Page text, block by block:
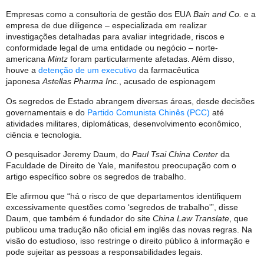
Empresas como a consultoria de gestão dos EUA Bain and Co. e a
empresa de due diligence – especializada em realizar
investigações detalhadas para avaliar integridade, riscos e
conformidade legal de uma entidade ou negócio – norte-
americana Mintz foram particularmente afetadas. Além disso,
houve a detenção de um executivo da farmacêutica
japonesa Astellas Pharma Inc. , acusado de espionagem
Os segredos de Estado abrangem diversas áreas, desde decisões
governamentais e do Partido Comunista Chinês (PCC) até
atividades militares, diplomáticas, desenvolvimento econômico,
ciência e tecnologia.
O pesquisador Jeremy Daum, do Paul Tsai China Center da
Faculdade de Direito de Yale, manifestou preocupação com o
artigo específico sobre os segredos de trabalho.
Ele afirmou que “há o risco de que departamentos identifiquem
excessivamente questões como ‘segredos de trabalho'”, disse
Daum, que também é fundador do site China Law Translate, que
publicou uma tradução não oficial em inglês das novas regras. Na
visão do estudioso, isso restringe o direito público à informação e
pode sujeitar as pessoas a responsabilidades legais.